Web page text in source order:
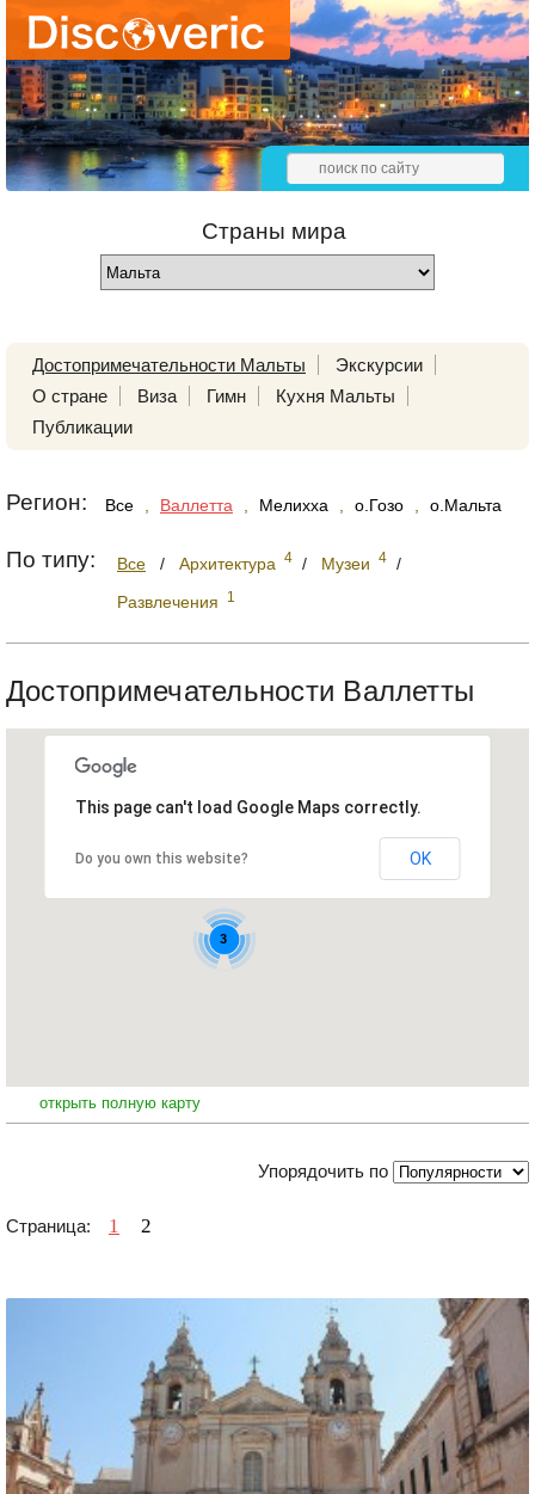
Страны мира
Достопримечательности Мальты
Экскурсии
О стране
Виза Гимн
Кухня Мальты
Публикации
Регион: Все Валлетта Мелихха о.Гозо о.Мальта
По типу: Все / Архитектура 4 / Музеи 4 /
Развлечения 1
Достопримечательности Валлетты
4
3
This page can't load Google Maps correctly.
Do you own this website? OK
открыть полную карту
Упорядочить по
Страница: 1 2